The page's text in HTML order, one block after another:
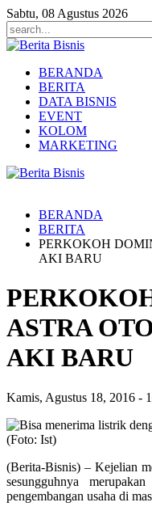
Sabtu, 08 Agustus 2026
BERANDA
BERITA
DATA BISNIS
EVENT
KOLOM
MARKETING
BERANDA
BERITA
PERKOKOH
AKI BARU
ASTRA
AKI BARU
Kamis, Agustus 18, 2016 -
(Berita-Bisnis) – Kejelian
sesungguhnya
pengembangan usaha di